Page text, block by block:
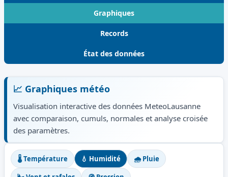
Graphiques
Records
État des données
📈 Graphiques météo
Visualisation interactive des données MeteoLausanne
avec comparaison, cumuls, normales et analyse croisée
des paramètres.
🌡️ Température 💧 Humidité
🌧️ Pluie